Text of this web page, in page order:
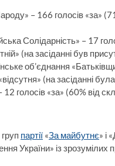
– 166 голосів «за»
Солідарність» – 17
(на засіданні був
об’єднання
(на засіданні
12 голосів «за» (60% від
партії «За майбутнє» і
України» із